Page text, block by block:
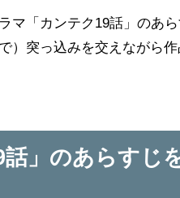
マ「カンテク19話」のあら
）突っ込みを交えながら
話」のあらすじ